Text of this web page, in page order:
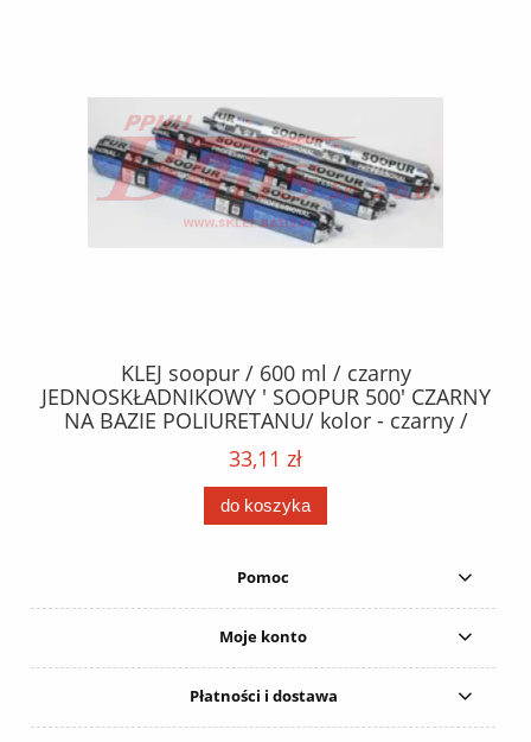
KLEJ soopur / 600 ml / czarny
JEDNOSKŁADNIKOWY ' SOOPUR 500' CZARNY
NA BAZIE POLIURETANU/ kolor - czarny /
karton 20 szt. / pistolet do kleju 307730 /
33,11 zł
do koszyka
Pomoc
Moje konto
Płatności i dostawa